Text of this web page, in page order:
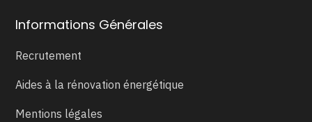
Informations Générales
Recrutement
Aides à la rénovation énergétique
Mentions légales